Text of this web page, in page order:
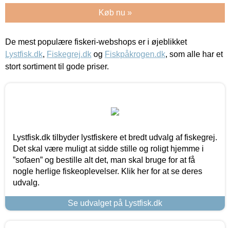
Køb nu »
De mest populære fiskeri-webshops er i øjeblikket
Lystfisk.dk, Fiskegrej.dk og Fiskpåkrogen.dk, som alle har et
stort sortiment til gode priser.
Lystfisk.dk tilbyder lystfiskere et bredt udvalg af fiskegrej.
Det skal være muligt at sidde stille og roligt hjemme i
”sofaen” og bestille alt det, man skal bruge for at få
nogle herlige fiskeoplevelser. Klik her for at se deres
udvalg.
Se udvalget på Lystfisk.dk